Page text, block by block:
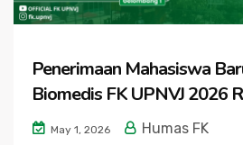
Penerimaan Mahasiswa
Biomedis FK UPNVJ 2026
May 1, 2026
Humas FK